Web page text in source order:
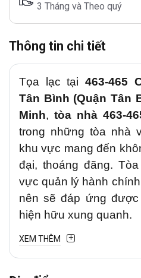
3 Tháng và Theo quý
Thông tin chi tiết
Tọa lạc tại 463-465
Tân Bình (Quận Tân
Minh,tòa nhà 463-
trong những tòa nhà
khu vực mang đến
đại, thoáng đãng.
vực quản lý hành
nên sẽ đáp ứng
hiện hữu xung quanh.
1. Vị trí chiến lược
XEM THÊM